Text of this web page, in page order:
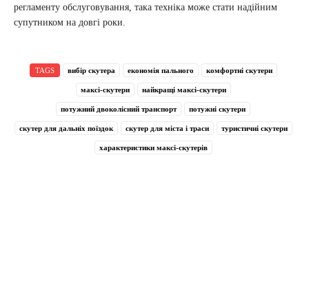
регламенту обслуговування, така техніка може стати надійним
супутником на довгі роки.
TAGS вибір скутера економія пального комфортні скутери
максі-скутери найкращі максі-скутери
потужний двоколісний транспорт потужні скутери
скутер для дальніх поїздок скутер для міста і траси туристичні скутери
характеристики максі-скутерів